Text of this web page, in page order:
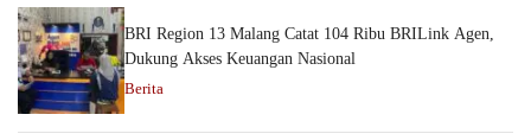
BRI Region 13 Malang Catat 104 Ribu BRILink Agen,
Dukung Akses Keuangan Nasional
Berita